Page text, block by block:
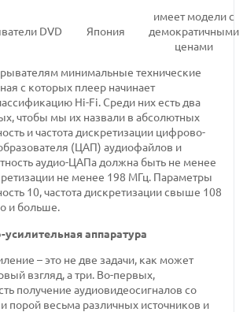
DVD Япония
имеет модели с
демократичными
ценами
минимальные технические
с которых плеер начинает
Hi-Fi. Среди них есть два
чтобы мы их назвали в абсолютных
и частота дискретизации цифрово-
(ЦАП) аудиофайлов и
аудио-ЦАПа должна быть не менее
не менее 198 МГц. Параметры
10, частота дискретизации свыше 108
и больше.
аппаратура
– это не две задачи, как может
взгляд, а три. Во-первых,
получение аудиовидеосигналов со
порой весьма различных источников и